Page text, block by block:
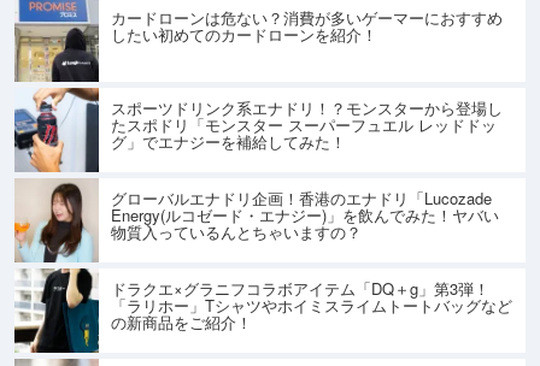
カードローンは危ない？消費が多いゲーマーにおすすめ
したい初めてのカードローンを紹介！
スポーツドリンク系エナドリ！？モンスターから登場し
たスポドリ「モンスター スーパーフュエル レッドドッ
グ」でエナジーを補給してみた！
グローバルエナドリ企画！香港のエナドリ「Lucozade
Energy(ルコゼード・エナジー)」を飲んでみた！ヤバい
物質入っているんとちゃいますの？
ドラクエ×グラニフコラボアイテム「DQ＋g」第3弾！
「ラリホー」Tシャツやホイミスライムトートバッグなど
の新商品をご紹介！